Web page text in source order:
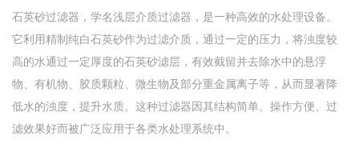
石英砂过滤器，学名浅层介质过滤器，是一种高效的水处理设备。
它利用精制纯白石英砂作为过滤介质，通过一定的压力，将浊度较
高的水通过一定厚度的石英砂滤层，有效截留并去除水中的悬浮
物、有机物、胶质颗粒、微生物及部分重金属离子等，从而显著降
低水的浊度，提升水质。这种过滤器因其结构简单、操作方便、过
滤效果好而被广泛应用于各类水处理系统中。